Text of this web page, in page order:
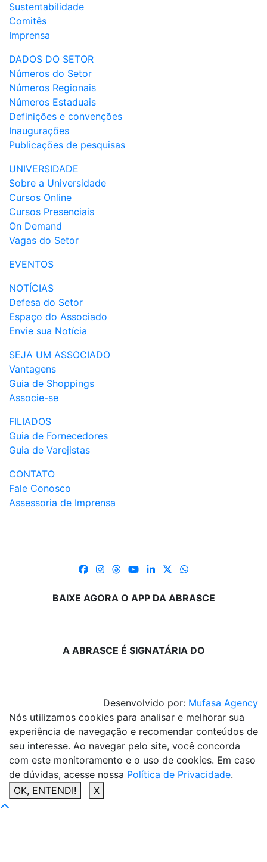
Sustentabilidade
Comitês
Imprensa
DADOS DO SETOR
Números do Setor
Números Regionais
Números Estaduais
Definições e convenções
Inaugurações
Publicações de pesquisas
UNIVERSIDADE
Sobre a Universidade
Cursos Online
Cursos Presenciais
On Demand
Vagas do Setor
EVENTOS
NOTÍCIAS
Defesa do Setor
Espaço do Associado
Envie sua Notícia
SEJA UM ASSOCIADO
Vantagens
Guia de Shoppings
Associe-se
FILIADOS
Guia de Fornecedores
Guia de Varejistas
CONTATO
Fale Conosco
Assessoria de Imprensa
BAIXE AGORA O APP DA ABRASCE
A ABRASCE É SIGNATÁRIA DO
Desenvolvido por: Mufasa Agency
Nós utilizamos cookies para analisar e melhorar sua
experiência de navegação e recomendar conteúdos de
seu interesse. Ao navegar pelo site, você concorda
com este monitoramento e o uso de cookies. Em caso
de dúvidas, acesse nossa Política de Privacidade.
OK, ENTENDI!
X